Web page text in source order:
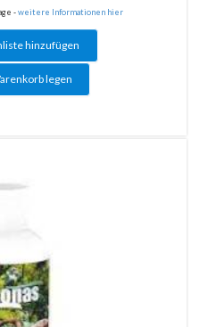
-weitere Informationen hier
hinzufügen
legen